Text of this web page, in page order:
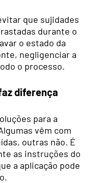
que sujidades
durante o
o estado da
negligenciar a
o processo.
diferença
para a
vêm com
outras não. É
as instruções do
a aplicação pode